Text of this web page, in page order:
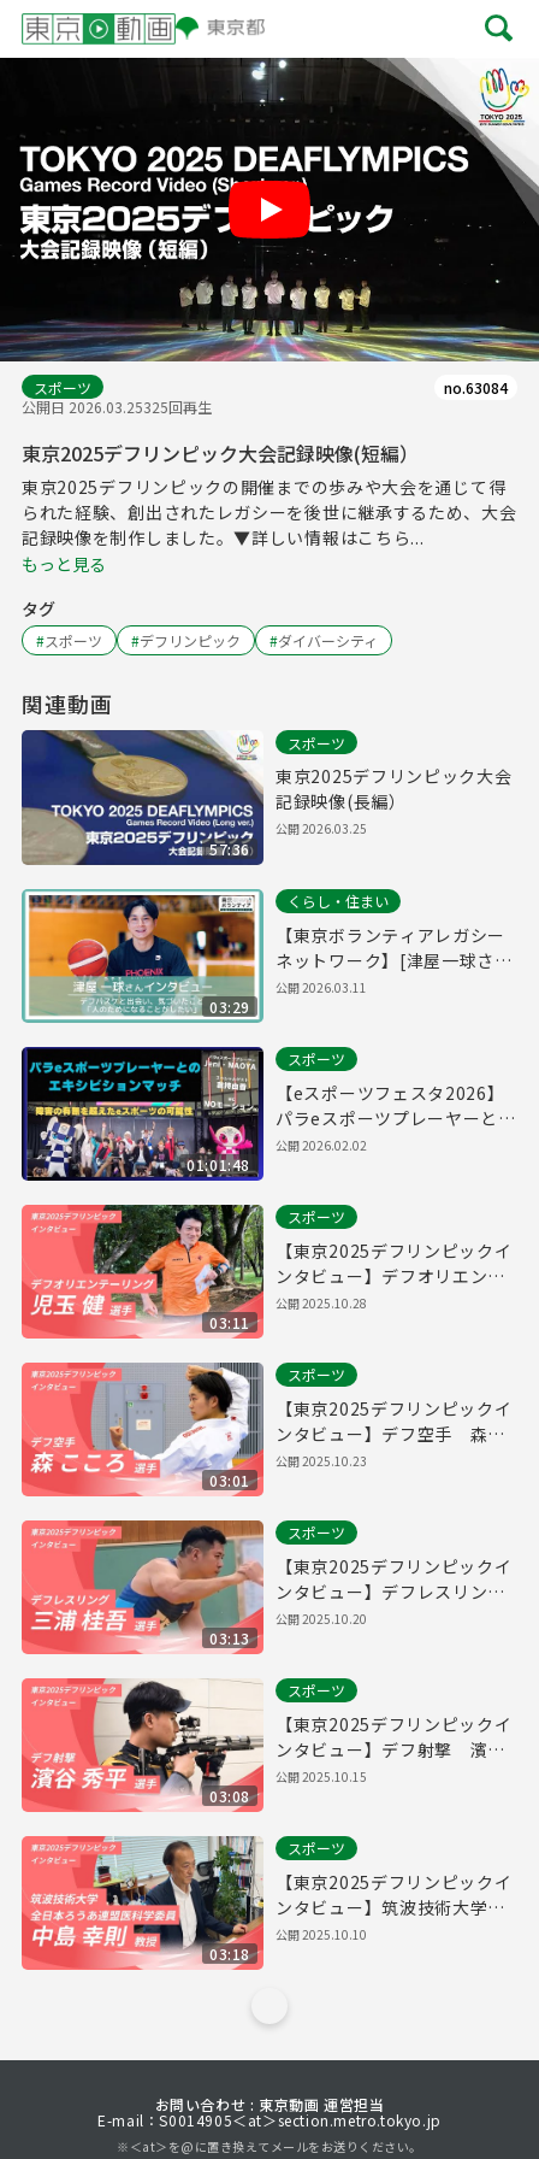
Play
スポーツ
公開日 2026.03.25325回再生
no.63084
東京2025デフリンピック大会記録映像(短編）
東京2025デフリンピックの開催までの歩みや大会を通じて得
られた経験、創出されたレガシーを後世に継承するため、大会
記録映像を制作しました。▼詳しい情報はこちら...
もっと見る
タグ
#スポーツ #デフリンピック #ダイバーシティ
関連動画
57:36
スポーツ
東京2025デフリンピック大会
記録映像(長編）
公開2026.03.25
03:29
くらし・住まい
【東京ボランティアレガシー
ネットワーク】[津屋一球さ
ん]デフバスケと出会い、気づ
公開2026.03.11
01:01:48
スポーツ
【eスポーツフェスタ2026】
パラeスポーツプレーヤーとの
エキシビションマッチ
公開2026.02.02
03:11
スポーツ
【東京2025デフリンピックイ
ンタビュー】デフオリエンテ
ーリング 児玉健選手
公開2025.10.28
03:01
スポーツ
【東京2025デフリンピックイ
ンタビュー】デフ空手 森こ
ころ選手
公開2025.10.23
03:13
スポーツ
【東京2025デフリンピックイ
ンタビュー】デフレスリン
グ 三浦桂吾選手
公開2025.10.20
03:08
スポーツ
【東京2025デフリンピックイ
ンタビュー】デフ射撃 濱谷
秀平選手
公開2025.10.15
03:18
スポーツ
【東京2025デフリンピックイ
ンタビュー】筑波技術大学教
員・全日本ろうあ連盟医科学
公開2025.10.10
お問い合わせ : 東京動画 運営担当
E-mail：S0014905＜at＞section.metro.tokyo.jp
※＜at＞を@に置き換えてメールをお送りください。